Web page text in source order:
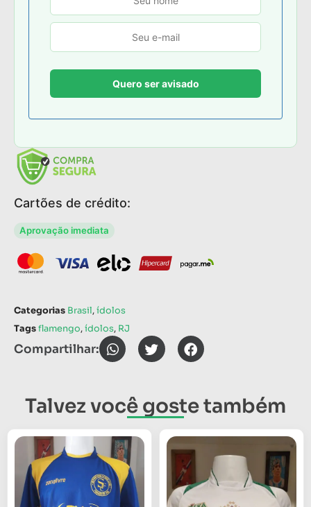
Cartões de crédito:
Aprovação imediata
Categorias Brasil,ídolos
Tagsflamengo,ídolos, RJ
Compartilhar:
Talvez você goste também